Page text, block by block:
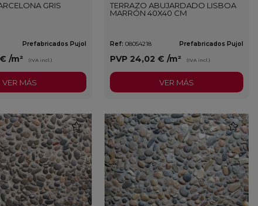
GRIS
Prefabricados Pujol
€/m² (IVA incl.)
VER MÁS
TERRAZO ABUJARDADO LISBOA
MARRÓN 40X40 CM
Ref: 08054218 Prefabricados Pujol
PVP 24,02 €/m² (IVA incl.)
VER MÁS
favorite favorite